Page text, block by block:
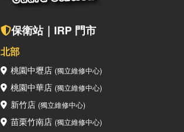
保衛站｜IRP 門市
北部
桃園中壢店 (獨立維修中心)
桃園中華店 (獨立維修中心)
新竹店 (獨立維修中心)
苗栗竹南店 (獨立維修中心)